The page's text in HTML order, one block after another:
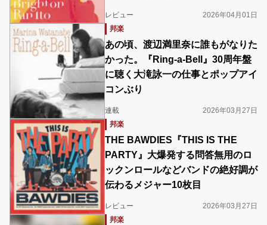
レビュー
2026年04月01日
邦楽
あの頃、渡辺満里奈に誰もがなりた
かった。『Ring-a-Bell』30周年盤
に聴く大滝詠一の仕事とポップアイ
コンぶり
連載
2026年03月27日
邦楽
THE BAWDIES『THIS IS THE
PARTY』大爆発する問答無用のロ
ックンロールなどバンドの絶好調が
伝わるメジャー10枚目
レビュー
2026年03月27日
邦楽